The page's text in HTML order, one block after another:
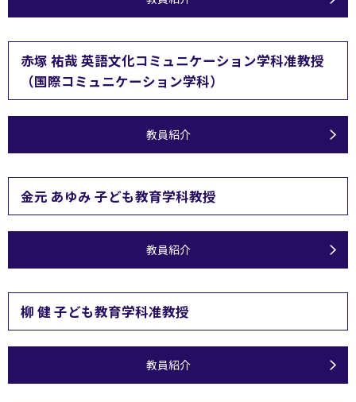
赤塚 祐哉 英語文化コミュニケーション学科准教授
（国際コミュニケーション学科）
教員紹介
金元 あゆみ 子ども教育学科教授
教員紹介
柳 健 子ども教育学科准教授
教員紹介